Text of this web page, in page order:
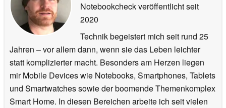
Notebookcheck veröffentlichtseit
2020
Technik begeistert mich seit rund 25
Jahren – vor allem dann, wenn sie das Leben leichter
statt komplizierter macht. Besonders am Herzen liegen
mir Mobile Devices wie Notebooks, Smartphones, Tablets
und Smartwatches sowie der boomende Themenkomplex
Smart Home. In diesen Bereichen arbeite ich seit vielen